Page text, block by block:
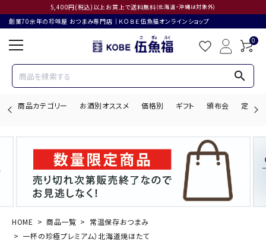
5,400円(税込)以上お買上で送料無料(北海道・沖縄は対象外)
創業70余年の珍味屋 おつまみ専門店│ＫＯＢＥ伍魚福オンラインショップ
0
search
商品カテゴリー お酒別オススメ 価格別 ギフト 頒布会 定期購
search
ACCOUNT MENU
HOME 商品一覧
常温保存おつまみ
一杯の珍極プレミアム）北海道焼ほたて